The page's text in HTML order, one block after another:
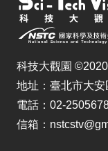
科技大觀園
地址：臺北市大
電話：02-
信箱：